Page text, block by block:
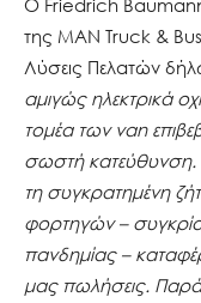
Ο Friedrich
της MAN Truck &
Λύσεις Πελατών
αμιγώς ηλεκτρικά
τομέα των van
σωστή κατεύθυνση.
τη συγκρατημένη
φορτηγών –
πανδημίας –
μας πωλήσεις.